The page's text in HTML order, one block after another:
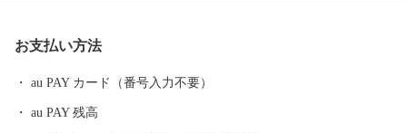
間地域の過疎化も進行している状況ですが、移住定住や交流人口
の増加を推進しています。 ふるさとへの思い… 富士川の瀬音、
日々… ふるさとを離れ、都会でご活躍の皆さまにとって、ふる
お支払い方法
au PAY カード（番号入力不要）
au PAY 残高